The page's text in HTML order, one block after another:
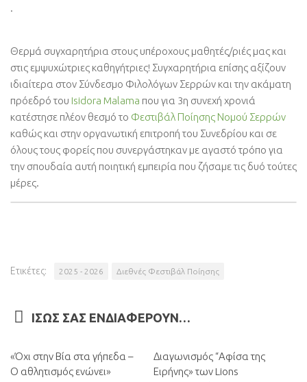
.
Θερμά συγχαρητήρια στους υπέροχους μαθητές/ριές μας και
στις εμψυχώτριες καθηγήτριες! Συγχαρητήρια επίσης αξίζουν
ιδιαίτερα στον Σύνδεσμο Φιλολόγων Σερρών και την ακάματη
πρόεδρό του Isidora Malama που για 3η συνεχή χρονιά
κατέστησε πλέον θεσμό το Φεστιβάλ Ποίησης Νομού Σερρών
καθώς και στην οργανωτική επιτροπή του Συνεδρίου και σε
όλους τους φορείς που συνεργάστηκαν με αγαστό τρόπο για
την σπουδαία αυτή ποιητική εμπειρία που ζήσαμε τις δυό τούτες
μέρες.
Ετικέτες: 2025 - 2026 Διεθνές Φεστιβάλ Ποίησης
ΊΣΩΣ ΣΑΣ ΕΝΔΙΑΦΈΡΟΥΝ…
«Όχι στην Βία στα γήπεδα –
Ο αθλητισμός ενώνει»
Διαγωνισμός “Αφίσα της
Ειρήνης» των Lions